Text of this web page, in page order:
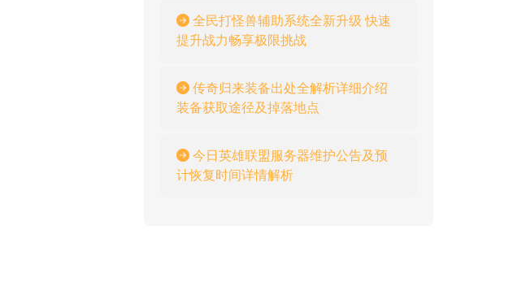
全民打怪兽辅助系统全新升级 快速
提升战力畅享极限挑战
传奇归来装备出处全解析详细介绍
装备获取途径及掉落地点
今日英雄联盟服务器维护公告及预
计恢复时间详情解析